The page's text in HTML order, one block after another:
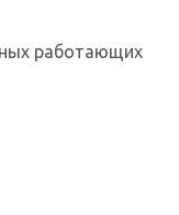
работающих